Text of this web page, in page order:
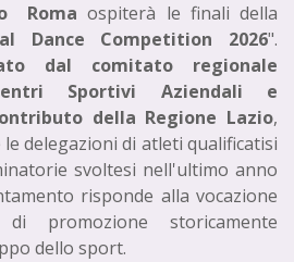
Roma ospiterà le finali della
Dance Competition 2026".
dal comitato regionale
Sportivi Aziendali e
della Regione Lazio,
delegazioni di atleti qualificatisi
svoltesi nell'ultimo anno
risponde alla vocazione
promozione storicamente
dello sport.